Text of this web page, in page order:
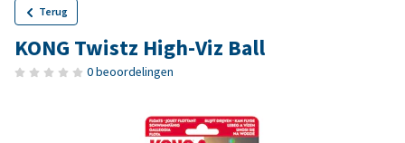
Terug
KONG Twistz High-Viz Ball
0 beoordelingen